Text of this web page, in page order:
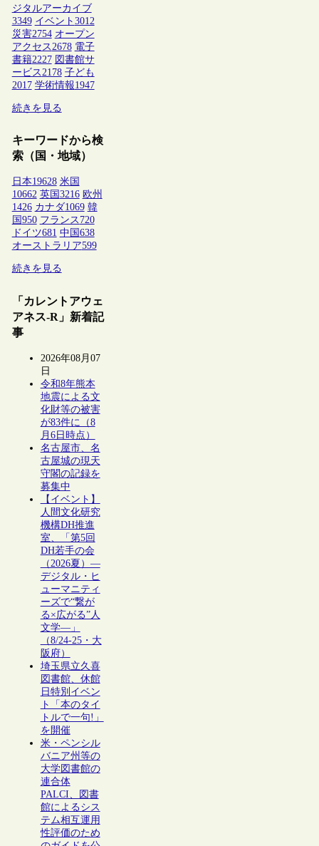
ジタルアーカイブ
3349 イベント 3012
災害2754 オープン
アクセス 2678 電子
書籍2227 図書館サ
ービス 2178 子ども
2017 学術情報1947
続きを見る
キーワードから検
索（国・地域）
日本19628 米国
10662 英国 3216 欧州
1426 カナダ1069 韓
国 950 フランス 720
ドイツ681 中国 638
オーストラリア599
続きを見る
「カレントアウェ
アネス-R」新着記
事
2026年08月07
日
令和8年熊本
地震による文
化財等の被害
が83件に（8
月6日時点）
名古屋市、名
古屋城の現天
守閣の記録を
募集中
【イベント】
人間文化研究
機構DH推進
室、「第5回
DH若手の会
（2026夏）―
デジタル・ヒ
ューマニティ
ーズで“繋が
る×広がる”人
文学―」
（8/24-25・大
阪府）
埼玉県立久喜
図書館、休館
日特別イベン
ト「本のタイ
トルで一句!」
を開催
米・ペンシル
バニア州等の
大学図書館の
連合体
PALCI、図書
館によるシス
テム相互運用
性評価のため